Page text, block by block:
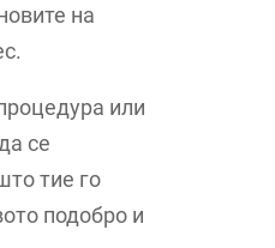
на
или
се
тие го
подобро и